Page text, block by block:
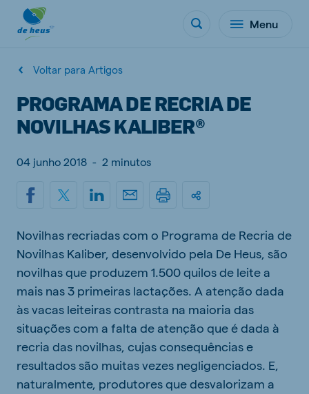
Menu
Voltar para Artigos
PROGRAMA DE RECRIA DE
NOVILHAS KALIBER®
04 junho 2018 - 2 minutos
Novilhas recriadas com o Programa de Recria de
Novilhas Kaliber, desenvolvido pela De Heus, são
novilhas que produzem 1.500 quilos de leite a
mais nas 3 primeiras lactações. A atenção dada
às vacas leiteiras contrasta na maioria das
situações com a falta de atenção que é dada à
recria das novilhas, cujas consequências e
resultados são muitas vezes negligenciados. E,
naturalmente, produtores que desvalorizam a